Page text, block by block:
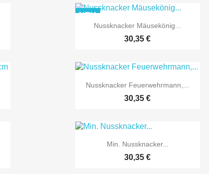
 Vorschau
Nussknacker Mäusekönig...
30,35 €
NEU
 Vorschau
Nussknacker Feuerwehrmann,...
30,35 €
 Vorschau
Min. Nussknacker...
30,35 €